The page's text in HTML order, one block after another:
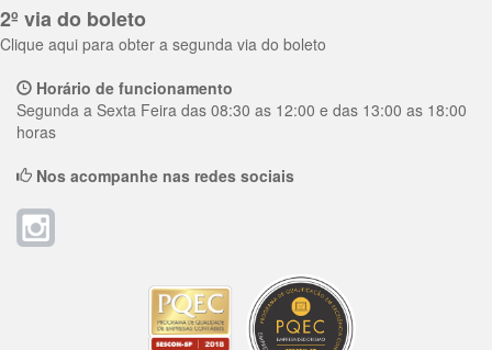
2º via do boleto
Clique aqui para obter a segunda via do boleto
Horário de funcionamento
Segunda a Sexta Feira das 08:30 as 12:00 e das 13:00 as 18:00
horas
Nos acompanhe nas redes sociais